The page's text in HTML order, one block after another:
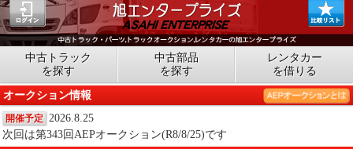
中古トラック
を探す
中古部品
を探す
レンタカー
を借りる
オークション情報
開催予定
2026.8.25
次回は第343回AEPオークション(R8/8/25)です